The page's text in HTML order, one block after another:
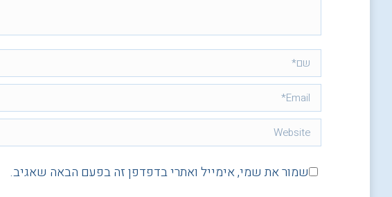
שם *
Email *
Website
שמור את שמי, אימייל ואתרי בדפדפן זה בפעם הבאה שאגיב.